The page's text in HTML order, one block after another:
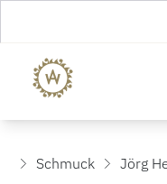
Schmuck Jörg